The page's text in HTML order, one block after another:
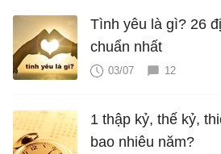
Tình yêu là gì? 26
chuẩn nhất
03/07 12
1 thập kỷ, thế kỷ,
bao nhiêu năm?